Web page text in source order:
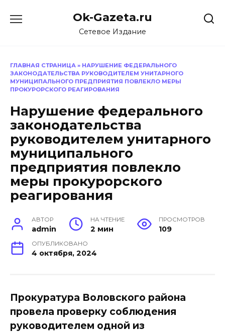
Ok-Gazeta.ru
Сетевое Издание
ГЛАВНАЯ СТРАНИЦА » НАРУШЕНИЕ ФЕДЕРАЛЬНОГО
ЗАКОНОДАТЕЛЬСТВА РУКОВОДИТЕЛЕМ УНИТАРНОГО
МУНИЦИПАЛЬНОГО ПРЕДПРИЯТИЯ ПОВЛЕКЛО МЕРЫ
ПРОКУРОРСКОГО РЕАГИРОВАНИЯ
Нарушение федерального
законодательства
руководителем унитарного
муниципального
предприятия повлекло
меры прокурорского
реагирования
АВТОР
admin
НА ЧТЕНИЕ
2 мин
ПРОСМОТРОВ
109
ОПУБЛИКОВАНО
4 октября, 2024
Прокуратура Воловского района
провела проверку соблюдения
руководителем одной из